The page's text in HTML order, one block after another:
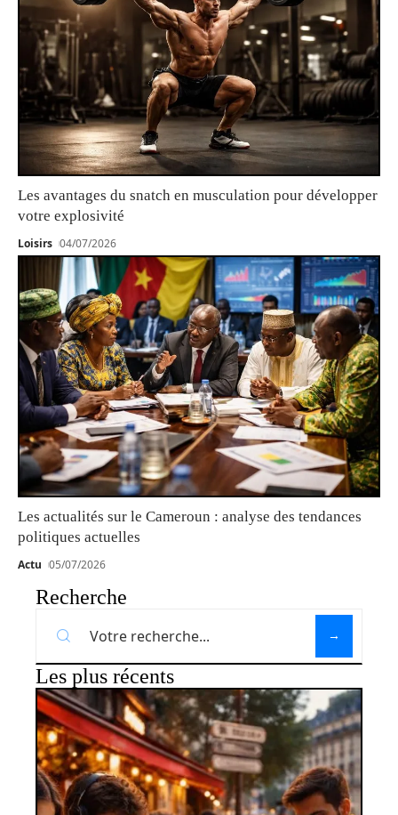
Les avantages du snatch en musculation pour développer
votre explosivité
Loisirs 04/07/2026
Les actualités sur le Cameroun : analyse des tendances
politiques actuelles
Actu 05/07/2026
Recherche
Les plus récents